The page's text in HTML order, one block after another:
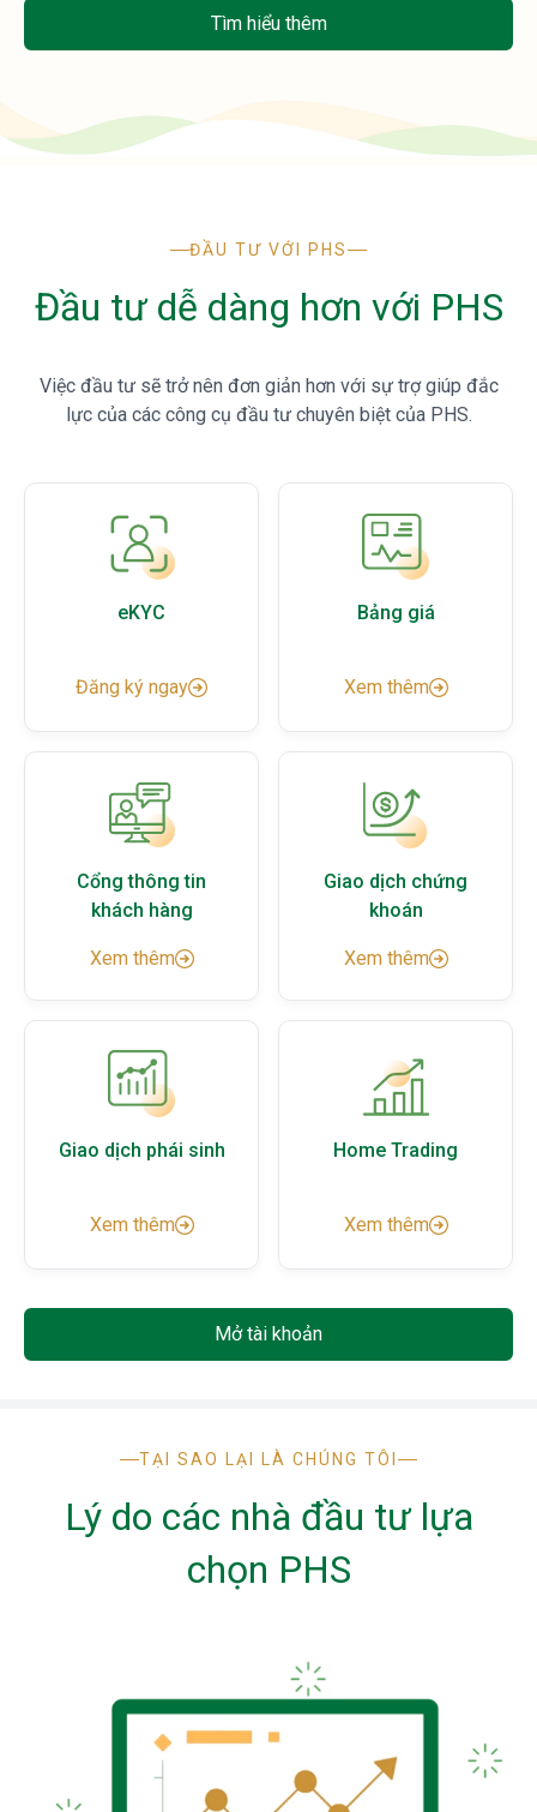
Tìm hiểu thêm
ĐẦU TƯ VỚI PHS
Đầu tư dễ dàng hơn với PHS
Việc đầu tư sẽ trở nên đơn giản hơn với sự trợ giúp đắc
lực của các công cụ đầu tư chuyên biệt của PHS.
eKYC
Đăng ký ngay
Bảng giá
Xem thêm
Cổng thông tin
khách hàng
Xem thêm
Giao dịch chứng
khoán
Xem thêm
Giao dịch phái sinh
Xem thêm
Home Trading
Xem thêm
Mở tài khoản
TẠI SAO LẠI LÀ CHÚNG TÔI
Lý do các nhà đầu tư lựa
chọn PHS